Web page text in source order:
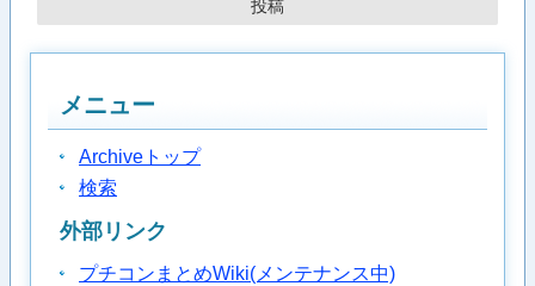
メニュー
Archiveトップ
検索
外部リンク
プチコンまとめWiki(メンテナンス中)